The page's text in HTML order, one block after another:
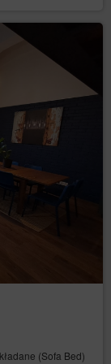
(Sofa Bed)